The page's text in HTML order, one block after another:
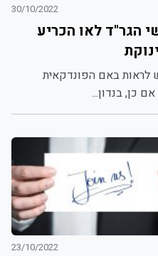
30/10/2022
הגר"ד לאו הכריע
לראות באם הפונדקאית
כן, בנדון...
23/10/2022